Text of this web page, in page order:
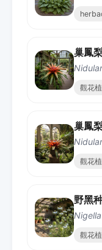
巢鳳
觀花
巢鳳
觀花
野黑
觀花